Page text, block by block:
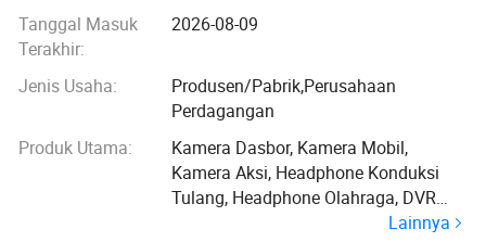
Tanggal Masuk
Terakhir:
2026-08-09
Jenis Usaha:
Produsen/Pabrik,Perusahaan
Perdagangan
Produk Utama:
Kamera Dasbor, Kamera Mobil,
Kamera Aksi, Headphone Konduksi
Tulang, Headphone Olahraga, DVR
Lainnya